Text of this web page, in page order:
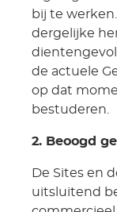
bij te
dergelijke
de actuele
op dat
bestuderen.
2. Beoogd
De Sites en
uitsluitend